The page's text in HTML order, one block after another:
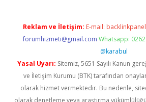
Reklam ve İletişim: E-mail:
forumhizmeti@gmail.com Whatsapp:
@karabul
Yasal Uyarı: Sitemiz, 5651 Sayılı Kanun
ve İletişim Kurumu (BTK) tarafından
olarak hizmet vermektedir. Bu nedenle,
olarak denetleme veya araştırma